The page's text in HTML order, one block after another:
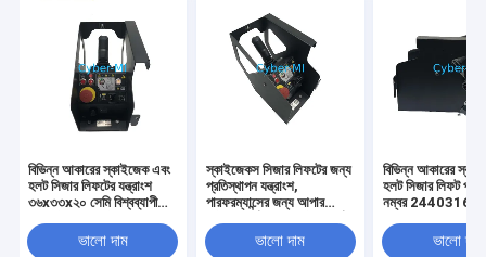
বিভিন্ন আকারের স্কাইজেক এবং
হলট সিজার লিফটের যন্ত্রাংশ
৩৬x৩৩x২০ সেমি বিশ্বব্যাপী
উপাদান
ভালো দাম
স্কাইজেকস সিজার লিফটের জন্য
প্রতিস্থাপন যন্ত্রাংশ,
পারফরম্যান্সের জন্য আপার
পার্টস
ভালো দাম
বিভিন্ন আকারের
হলট সিজার লিফট পার্টস
নম্বর
7.87 ইঞ্চিভালো দাম